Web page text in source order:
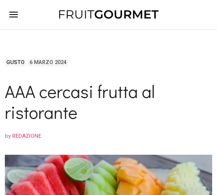
GUSTO 6 MARZO 2024
AAA cercasi frutta al
ristorante
by REDAZIONE